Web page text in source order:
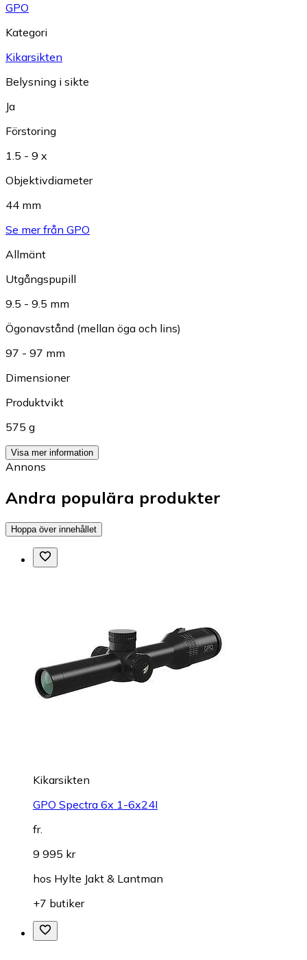
GPO
Kategori
Kikarsikten
Belysning i sikte
Ja
Förstoring
1.5 - 9 x
Objektivdiameter
44 mm
Se mer från GPO
Allmänt
Utgångspupill
9.5 - 9.5 mm
Ögonavstånd (mellan öga och lins)
97 - 97 mm
Dimensioner
Produktvikt
575 g
Visa mer information
Annons
Andra populära produkter
Hoppa över innehållet
Kikarsikten
GPO Spectra 6x 1-6x24I
fr.
9 995 kr
hos Hylte Jakt & Lantman
+7 butiker